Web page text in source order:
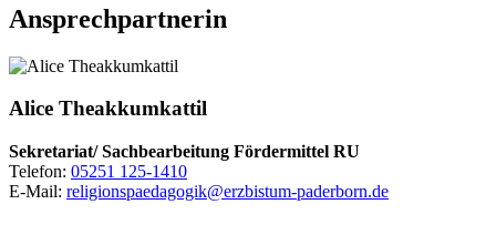
Ansprechpartnerin
Alice Theakkumkattil
Sekretariat/ Sachbearbeitung Fördermittel RU
Telefon: 05251 125-1410
E-Mail: religionspaedagogik@erzbistum-paderborn.de